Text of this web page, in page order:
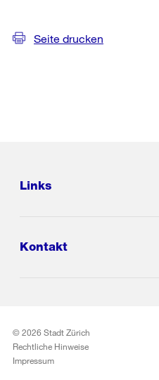
Seite drucken
Links
Kontakt
© 2026 Stadt Zürich
Rechtliche Hinweise
Impressum